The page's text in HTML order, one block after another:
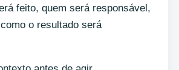
feito, quem será responsável,
o resultado será